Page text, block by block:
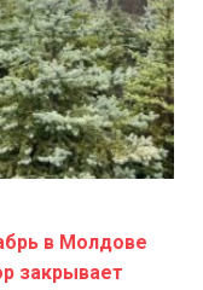
в Молдове
закрывает